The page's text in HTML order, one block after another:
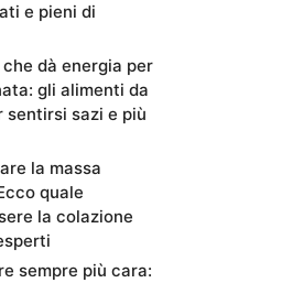
e pieni di
dà energia per
gli alimenti da
sentirsi sazi e più
la massa
quale
la colazione
sempre più cara: